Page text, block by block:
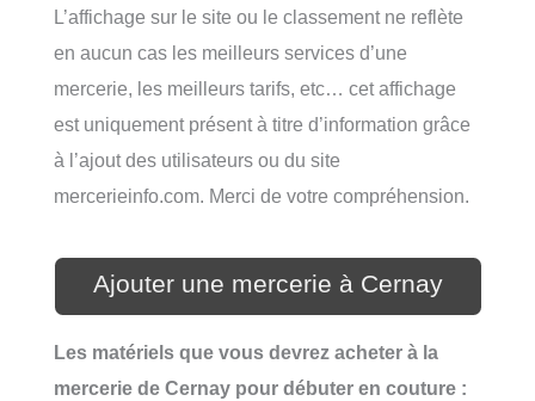
L’affichage sur le site ou le classement ne reflète
en aucun cas les meilleurs services d’une
mercerie, les meilleurs tarifs, etc… cet affichage
est uniquement présent à titre d’information grâce
à l’ajout des utilisateurs ou du site
mercerieinfo.com. Merci de votre compréhension.
Ajouter une mercerie à Cernay
Les matériels que vous devrez acheter à la
mercerie de Cernay pour débuter en couture :